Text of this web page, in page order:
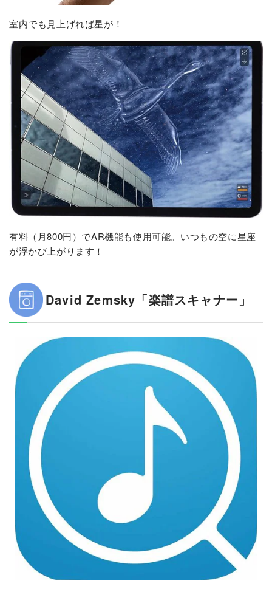
室内でも見上げれば星が！
有料（月800円）でAR機能も使用可能。いつもの空に星座
が浮かび上がります！
David Zemsky「楽譜スキャナー」